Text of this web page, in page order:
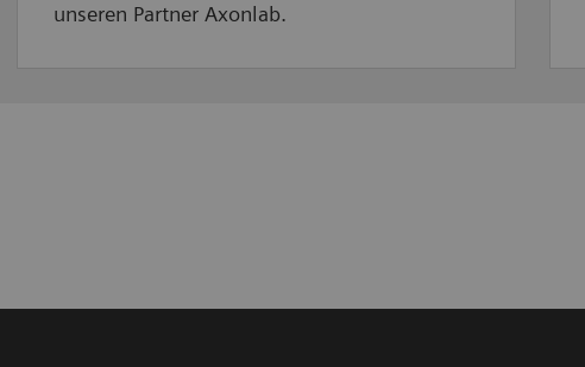
unseren Partner Axonlab.